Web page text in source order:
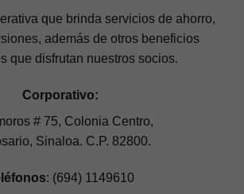
que brinda servicios de ahorro,
además de otros beneficios
que disfrutan nuestros socios.
Corporativo:
# 75, Colonia Centro,
Sinaloa. C.P. 82800.
: (694) 1149610